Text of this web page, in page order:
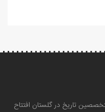
تاریخ در گلستان افتتاح